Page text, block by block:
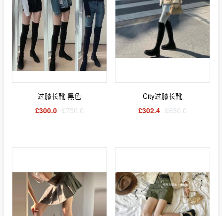
过膝长靴 黑色
£300.0 £750.0
City过膝长靴
£302.4 £630.0